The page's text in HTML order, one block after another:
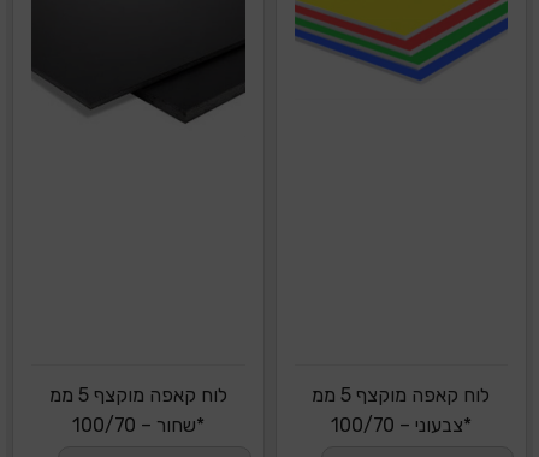
לוח קאפה מוקצף 5 ממ
*צבעוני – 100/70
לוח קאפה מוקצף 5 ממ
*שחור – 100/70